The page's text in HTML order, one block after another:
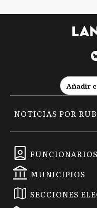
Añadir
FUNCIONARIOS
MUNICIPIOS
SECCIONES
NOTICIAS POR